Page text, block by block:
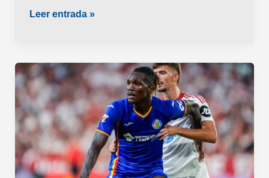
Adama
agenda
del
Deportivo
de
La
Coruña
Leer entrada »